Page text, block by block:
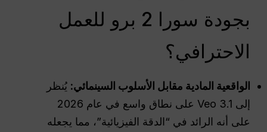
بجودة سورا 2 برو للعمل
الاحترافي؟
الواقعية المادية مقابل الأسلوب السينمائي: يُنظر
إلى Veo 3.1 على نطاق واسع في عام 2026
على أنه الرائد في “الدقة الفيزيائية”، مما يجعله